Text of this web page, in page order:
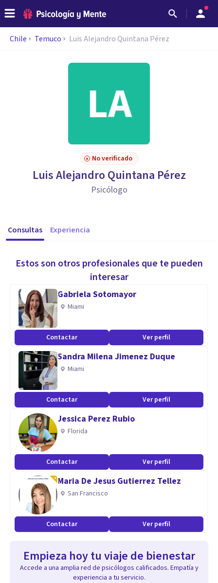
Chile Temuco Luis Alejandro Quintana Pérez
No verificado
Luis Alejandro Quintana Pérez
Psicólogo
Consultas Experiencia
Estos son otros profesionales que te pueden
interesar
Gabriela Sotomayor
Miami
Contactar Ver perfil
Sandra Milena Jimenez Duque
Miami
Contactar Ver perfil
Jessica Perez Rubio
Florida
Contactar Ver perfil
Maria De Jesus Gutierrez Tellez
San Francisco
Contactar Ver perfil
Empieza hoy tu viaje de bienestar
Accede a una amplia red de psicólogos calificados. Empatía y
experiencia a tu servicio.